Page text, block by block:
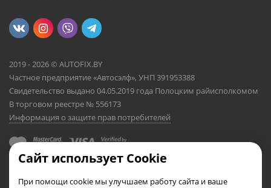
2019 - 2026 © AUTOFIX.BY
Частное предприятие «Автосэлф», УНП 391953388
Свидетельство выдано 04.05.2019 года Полоцким райисполкомом
В торговом реестре № 556173
Информация о защите прав потребителей
Сайт использует Cookie
При помощи cookie мы улучшаем работу сайта и ваше